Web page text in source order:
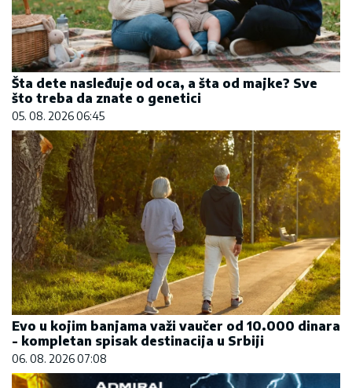
Šta dete nasleđuje od oca, a šta od majke? Sve
što treba da znate o genetici
05. 08. 2026 06:45
Evo u kojim banjama važi vaučer od 10.000 dinara
- kompletan spisak destinacija u Srbiji
06. 08. 2026 07:08